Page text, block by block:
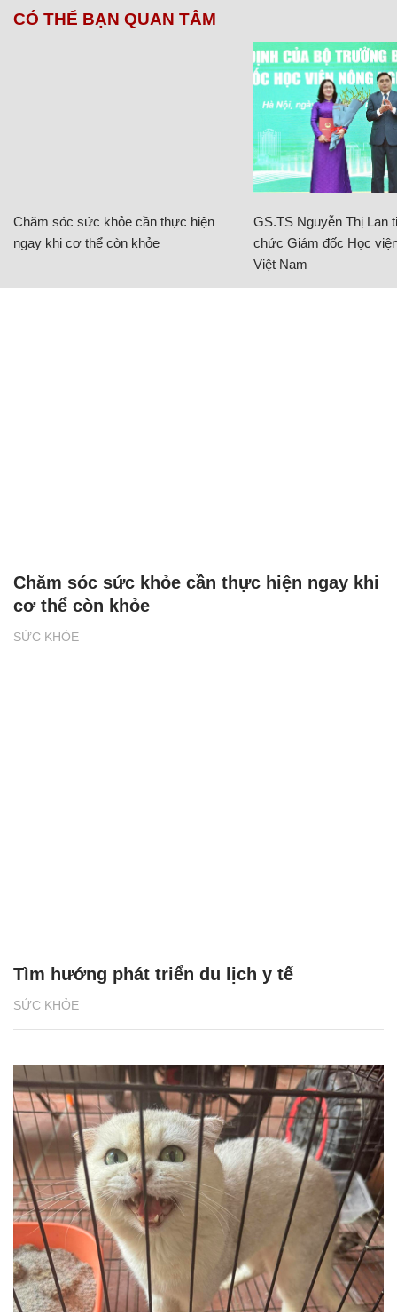
CÓ THỂ BẠN QUAN TÂM
Chăm sóc sức khỏe cần thực hiện
ngay khi cơ thể còn khỏe
GS.TS Nguyễn Thị Lan
chức Giám đốc Học
Việt Nam
SỨC KHỎE
Chăm sóc sức khỏe cần thực hiện ngay khi
cơ thể còn khỏe
SỨC KHỎE
Tìm hướng phát triển du lịch y tế